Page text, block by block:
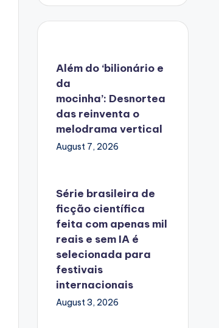
Além do ‘bilionário e
da
mocinha’: Desnortea
das reinventa o
melodrama vertical
August 7, 2026
Série brasileira de
ficção científica
feita com apenas mil
reais e sem IA é
selecionada para
festivais
internacionais
August 3, 2026